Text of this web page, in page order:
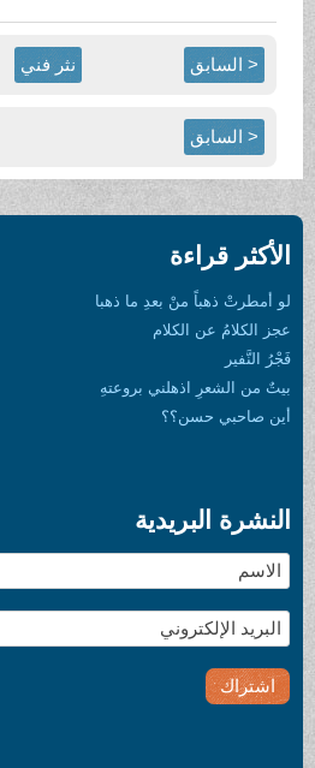
< السابق نثر فني
< السابق
الأكثر قراءة
لو أمطرتْ ذهباً منْ بعدِ ما ذهبا
عجز الكلامُ عن الكلام
فَجْرُ النَّفير
بيتٌ من الشعرِ اذهلني بروعتهِ
أين صاحبي حسن؟؟
النشرة البريدية